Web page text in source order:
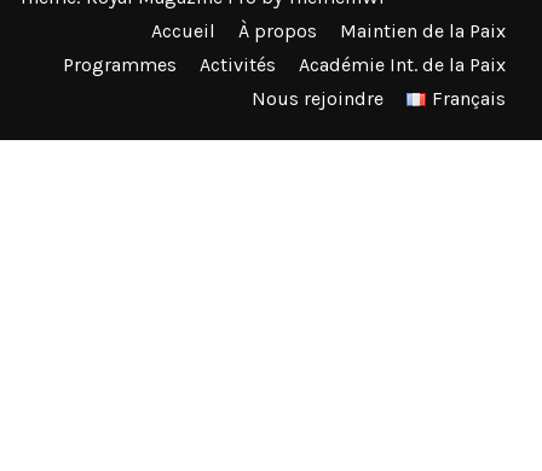
Accueil
À propos
Maintien de la Paix
Programmes
Activités
Académie Int. de la Paix
Nous rejoindre
Français